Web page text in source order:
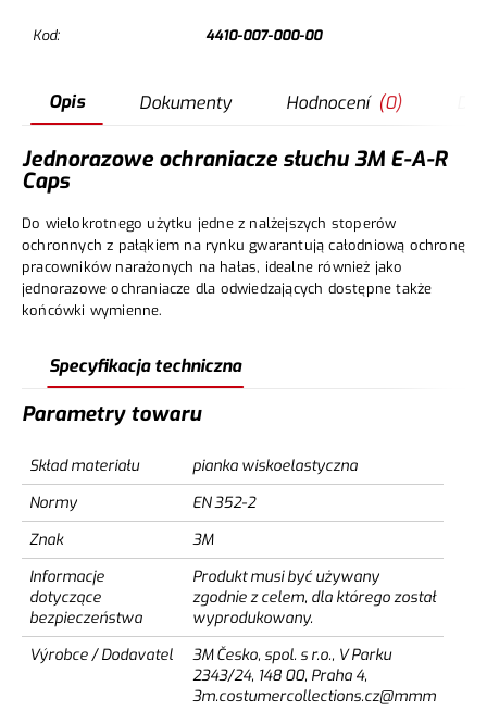
Kod: 4410-007-000-00
Opis Dokumenty Hodnocení (0)
Jednorazowe ochraniacze słuchu 3M E-A-R
Caps
Do wielokrotnego użytku jedne z nalżejszych stoperów
ochronnych z pałąkiem na rynku gwarantują całodniową ochronę
pracowników narażonych na hałas, idealne również jako
jednorazowe ochraniacze dla odwiedzających dostępne także
końcówki wymienne.
Specyfikacja techniczna
Parametry towaru
Skład materiału
pianka wiskoelastyczna
Normy
EN 352-2
Znak
3M
Informacje
dotyczące
bezpieczeństwa
Produkt musi być używany
zgodnie z celem, dla którego został
wyprodukowany.
Výrobce / Dodavatel
3M Česko, spol. s r.o., V Parku
2343/24, 148 00, Praha 4,
3m.costumercollections.cz@mmm